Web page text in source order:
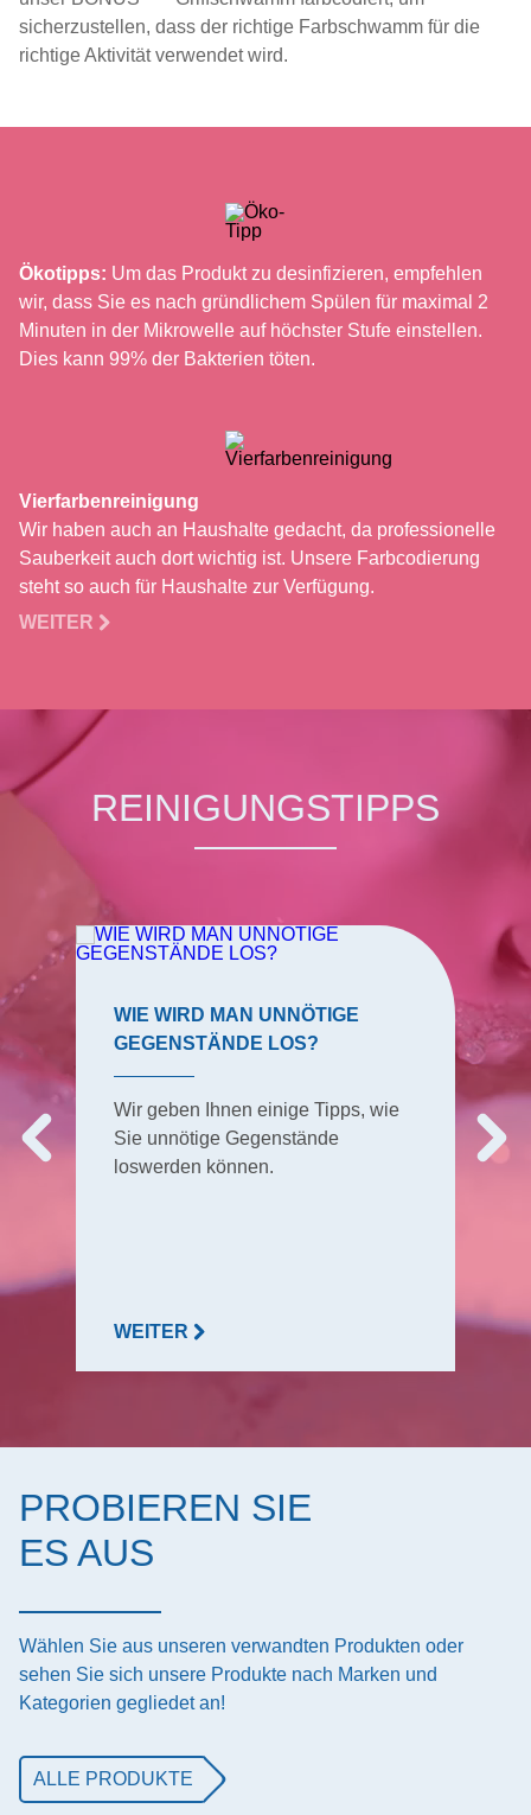
sicherzustellen, dass der richtige Farbschwamm für die
richtige Aktivität verwendet wird.
Ökotipps: Um das Produkt zu desinfizieren, empfehlen
wir, dass Sie es nach gründlichem Spülen für maximal 2
Minuten in der Mikrowelle auf höchster Stufe einstellen.
Dies kann 99% der Bakterien töten.
Vierfarbenreinigung
Wir haben auch an Haushalte gedacht, da professionelle
Sauberkeit auch dort wichtig ist. Unsere Farbcodierung
steht so auch für Haushalte zur Verfügung.
WEITER
REINIGUNGSTIPPS
WIE WIRD MAN UNNÖTIGE
GEGENSTÄNDE LOS?
Wir geben Ihnen einige Tipps, wie
Sie unnötige Gegenstände
loswerden können.
WEITER
PROBIEREN SIE
ES AUS
Wählen Sie aus unseren verwandten Produkten oder
sehen Sie sich unsere Produkte nach Marken und
Kategorien gegliedet an!
ALLE PRODUKTE